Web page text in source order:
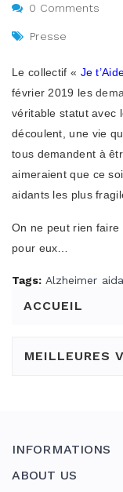
0 Comments
Presse
Le collectif « Je
février 2019 les
véritable statut avec
découlent, une vie
tous demandent à
aimeraient que ce
aidants les plus
On ne peut rien
pour eux…
Tags: Alzheimer
ACCUEIL
MEILLEURES
INFORMATIONS
ABOUT US